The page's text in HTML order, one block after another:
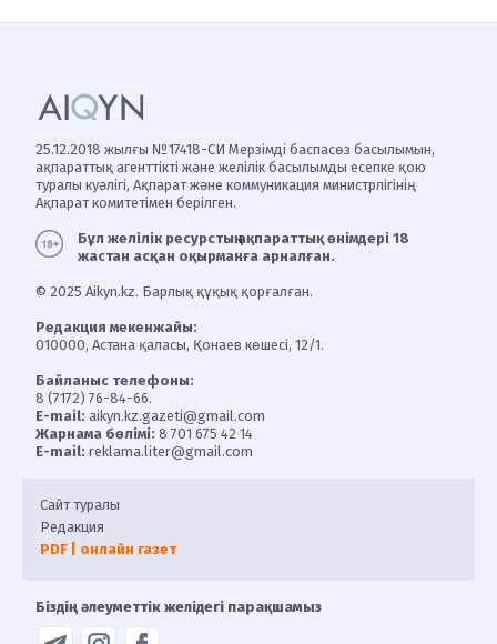
25.12.2018 жылғы №17418-СИ Мерзімді баспасөз басылымын,
ақпараттық агенттікті және желілік басылымды есепке қою
туралы куәлігі, Ақпарат және коммуникация министрлігінің
Ақпарат комитетімен берілген.
Бұл желілік ресурстың ақпараттық өнімдері 18
жастан асқан оқырманға арналған.
© 2025 Aikyn.kz. Барлық құқық қорғалған.
Редакция мекенжайы:
010000, Астана қаласы, Қонаев көшесі, 12/1.
Байланыс телефоны:
8 (7172) 76-84-66.
E-mail: aikyn.kz.gazeti@gmail.com
Жарнама бөлімі: 8 701 675 42 14
E-mail: reklama.liter@gmail.com
Сайт туралы
Редакция
PDF | онлайн газет
Біздің әлеуметтік желідегі парақшамыз